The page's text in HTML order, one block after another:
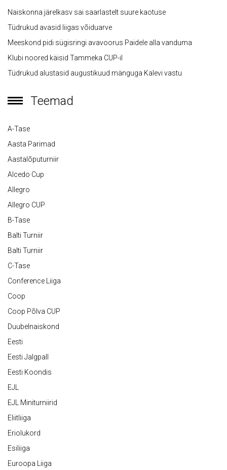
Naiskonna järelkasv sai saarlastelt suure kaotuse
Tüdrukud avasid liigas võiduarve
Meeskond pidi sügisringi avavoorus Paidele alla vanduma
Klubi noored käisid Tammeka CUP-il
Tüdrukud alustasid augustikuud mänguga Kalevi vastu
Teemad
A-Tase
Aasta Parimad
Aastalõputurniir
Alcedo Cup
Allegro
Allegro CUP
B-Tase
Balti Turniir
Balti Turniir
C-Tase
Conference Liiga
Coop
Coop Põlva CUP
Duubelnaiskond
Eesti
Eesti Jalgpall
Eesti Koondis
EJL
EJL Miniturniirid
Eliitliiga
Eriolukord
Esiliiga
Euroopa Liiga